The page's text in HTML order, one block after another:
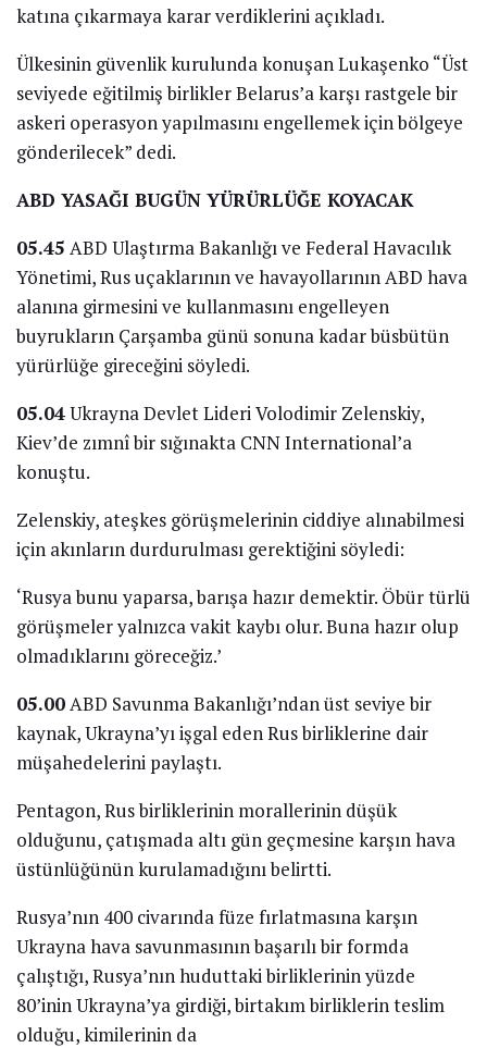
katına çıkarmaya karar verdiklerini açıkladı.
Ülkesinin güvenlik kurulunda konuşan Lukaşenko “Üst
seviyede eğitilmiş birlikler Belarus’a karşı rastgele bir
askeri operasyon yapılmasını engellemek için bölgeye
gönderilecek” dedi.
ABD YASAĞI BUGÜN YÜRÜRLÜĞE KOYACAK
05.45 ABD Ulaştırma Bakanlığı ve Federal Havacılık
Yönetimi, Rus uçaklarının ve havayollarının ABD hava
alanına girmesini ve kullanmasını engelleyen
buyrukların Çarşamba günü sonuna kadar büsbütün
yürürlüğe gireceğini söyledi.
05.04Ukrayna Devlet Lideri Volodimir Zelenskiy,
Kiev’de zımnî bir sığınakta CNN International’a
konuştu.
Zelenskiy, ateşkes görüşmelerinin ciddiye alınabilmesi
için akınların durdurulması gerektiğini söyledi:
‘Rusya bunu yaparsa, barışa hazır demektir. Öbür türlü
görüşmeler yalnızca vakit kaybı olur. Buna hazır olup
olmadıklarını göreceğiz.’
05.00ABD Savunma Bakanlığı’ndan üst seviye bir
kaynak, Ukrayna’yı işgal eden Rus birliklerine dair
müşahedelerini paylaştı.
Pentagon, Rus birliklerinin morallerinin düşük
olduğunu, çatışmada altı gün geçmesine karşın hava
üstünlüğünün kurulamadığını belirtti.
Rusya’nın 400 civarında füze fırlatmasına karşın
Ukrayna hava savunmasının başarılı bir formda
çalıştığı, Rusya’nın huduttaki birliklerinin yüzde
80’inin Ukrayna’ya girdiği, birtakım birliklerin teslim
olduğu, kimilerinin da